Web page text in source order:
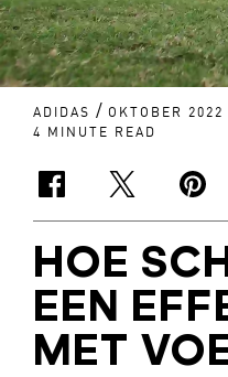
ADIDAS / OKTOBER 2022
4 MINUTE READ
HOE
EEN
MET